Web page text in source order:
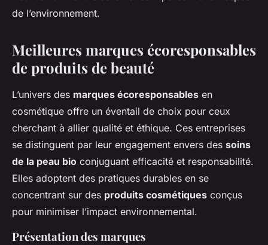
de l’environnement.
Meilleures marques écoresponsables
de produits de beauté
L’univers des marques écoresponsables en
cosmétique offre un éventail de choix pour ceux
cherchant à allier qualité et éthique. Ces entreprises
se distinguent par leur engagement envers des soins
de la peau bio conjuguant efficacité et responsabilité.
Elles adoptent des pratiques durables en se
concentrant sur des produits cosmétiques conçus
pour minimiser l’impact environnemental.
Présentation des marques